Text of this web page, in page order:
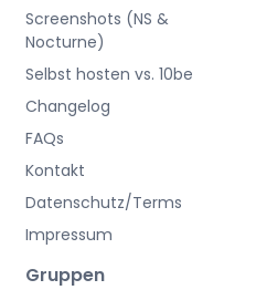
Screenshots (NS &
Nocturne)
Selbst hosten vs. 10be
Changelog
FAQs
Kontakt
Datenschutz/Terms
Impressum
Gruppen